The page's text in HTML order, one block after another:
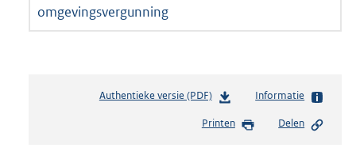
omgevingsvergunning
Authentieke versie (PDF)b
s
Informatie
Printen Delen